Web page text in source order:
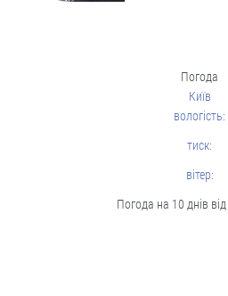
Погода
Київ
вологість:
тиск:
вітер:
Погода на 10 днів від